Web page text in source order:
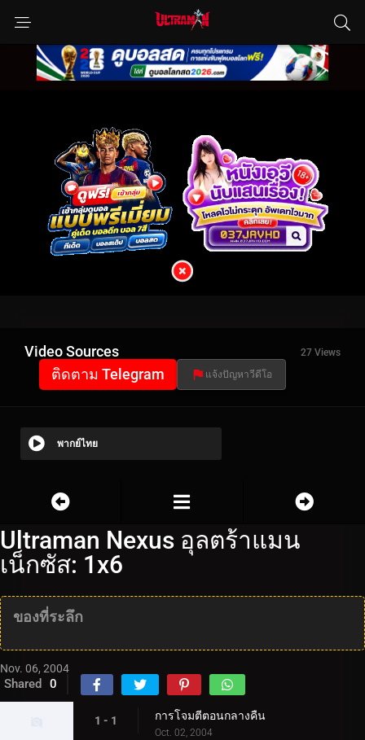
Video Sources 27 Views
ติดตาม Telegram แจ้งปัญหาวีดีโอ
พากย์ไทย
Ultraman Nexus อุลตร้าแมน
เน็กซัส: 1x6
ของที่ระลึก
Nov. 06, 2004
Shared 0
1 - 1 การโจมตีตอนกลางคืน
Oct. 02, 2004